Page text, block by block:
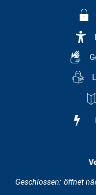
Klicken, um weitere
Geschlossen: öffnet